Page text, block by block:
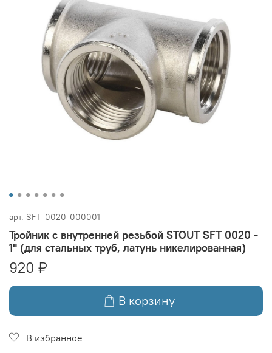
арт. SFT-0020-000001
Тройник с внутренней резьбой STOUT SFT 0020 -
1" (для стальных труб, латунь никелированная)
920 ₽
В корзину
В избранное